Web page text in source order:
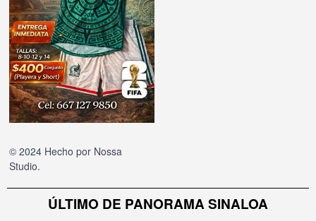
© 2024 Hecho por Nossa
Studio.
ÚLTIMO DE PANORAMA SINALOA